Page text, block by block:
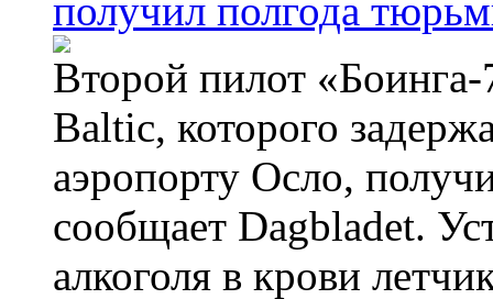
получил полгода
Второй пилот
Baltic, которого
аэропорту Осло,
сообщает Dagbladet.
алкоголя в крови